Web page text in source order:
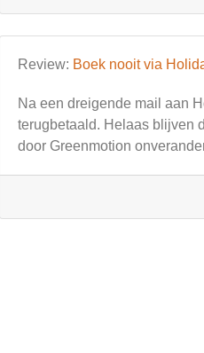
Review: Boek nooit via
Na een dreigende mail aan
terugbetaald. Helaas blijven
door Greenmotion